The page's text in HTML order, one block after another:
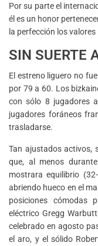
Por su parte el
él es un honor
la perfección los
SIN SUERTE
El estreno liguero no
por 79 a 60. Los
con sólo 8 jugadores
jugadores foráneos
trasladarse.
Tan ajustados activos,
que, al menos
mostrara equilibrio
abriendo hueco en el
posiciones cómodas
eléctrico Gregg
celebrado en agosto
el aro, y el sólido